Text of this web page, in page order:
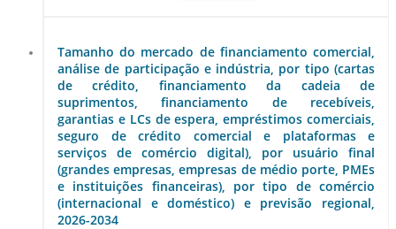
Tamanho do mercado de financiamento comercial,
análise de participação e indústria, por tipo (cartas
de crédito, financiamento da cadeia de
suprimentos, financiamento de recebíveis,
garantias e LCs de espera, empréstimos comerciais,
seguro de crédito comercial e plataformas e
serviços de comércio digital), por usuário final
(grandes empresas, empresas de médio porte, PMEs
e instituições financeiras), por tipo de comércio
(internacional e doméstico) e previsão regional,
2026-2034